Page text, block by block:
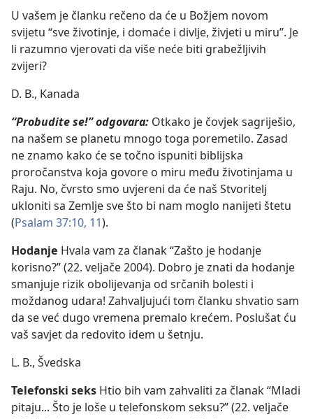
U vašem je članku rečeno da će u Božjem novom
svijetu “sve životinje, i domaće i divlje, živjeti u miru”. Je
li razumno vjerovati da više neće biti grabežljivih
zvijeri?
D. B., Kanada
“Probudite se!” odgovara: Otkako je čovjek sagriješio,
na našem se planetu mnogo toga poremetilo. Zasad
ne znamo kako će se točno ispuniti biblijska
proročanstva koja govore o miru među životinjama u
Raju. No, čvrsto smo uvjereni da će naš Stvoritelj
ukloniti sa Zemlje sve što bi nam moglo nanijeti štetu
(Psalam 37:10, 11).
Hodanje Hvala vam za članak “Zašto je hodanje
korisno?” (22. veljače 2004). Dobro je znati da hodanje
smanjuje rizik obolijevanja od srčanih bolesti i
moždanog udara! Zahvaljujući tom članku shvatio sam
da se već dugo vremena premalo krećem. Poslušat ću
vaš savjet da redovito idem u šetnju.
L. B., Švedska
Telefonski seks Htio bih vam zahvaliti za članak “Mladi
pitaju... Što je loše u telefonskom seksu?” (22. veljače